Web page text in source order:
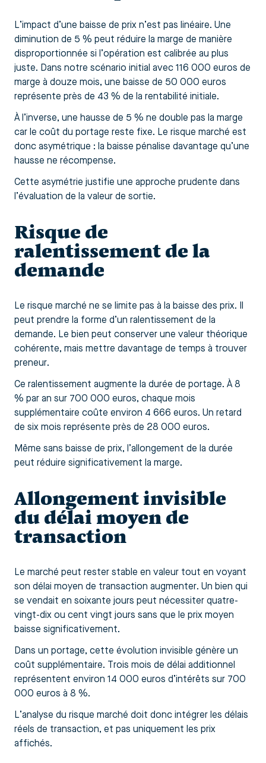
L’impact d’une baisse de prix n’est pas linéaire. Une
diminution de 5 % peut réduire la marge de manière
disproportionnée si l’opération est calibrée au plus
juste. Dans notre scénario initial avec 116 000 euros de
marge à douze mois, une baisse de 50 000 euros
représente près de 43 % de la rentabilité initiale.
À l’inverse, une hausse de 5 % ne double pas la marge
car le coût du portage reste fixe. Le risque marché est
donc asymétrique : la baisse pénalise davantage qu’une
hausse ne récompense.
Cette asymétrie justifie une approche prudente dans
l’évaluation de la valeur de sortie.
Risque de
ralentissement de la
demande
Le risque marché ne se limite pas à la baisse des prix. Il
peut prendre la forme d’un ralentissement de la
demande. Le bien peut conserver une valeur théorique
cohérente, mais mettre davantage de temps à trouver
preneur.
Ce ralentissement augmente la durée de portage. À 8
% par an sur 700 000 euros, chaque mois
supplémentaire coûte environ 4 666 euros. Un retard
de six mois représente près de 28 000 euros.
Même sans baisse de prix, l’allongement de la durée
peut réduire significativement la marge.
Allongement invisible
du délai moyen de
transaction
Le marché peut rester stable en valeur tout en voyant
son délai moyen de transaction augmenter. Un bien qui
se vendait en soixante jours peut nécessiter quatre-
vingt-dix ou cent vingt jours sans que le prix moyen
baisse significativement.
Dans un portage, cette évolution invisible génère un
coût supplémentaire. Trois mois de délai additionnel
représentent environ 14 000 euros d’intérêts sur 700
000 euros à 8 %.
L’analyse du risque marché doit donc intégrer les délais
réels de transaction, et pas uniquement les prix
affichés.